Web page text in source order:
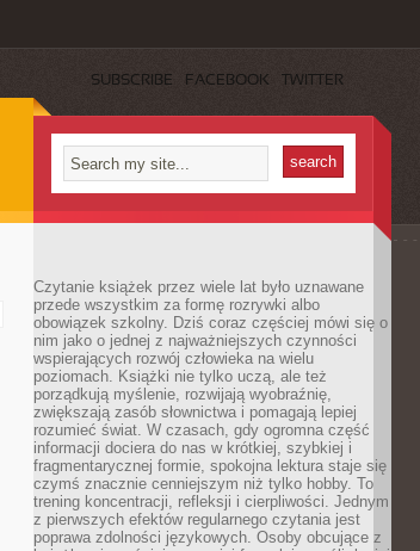
SUBSCRIBE FACEBOOK TWITTER
Czytanie książek przez wiele lat było uznawane
przede wszystkim za formę rozrywki albo
obowiązek szkolny. Dziś coraz częściej mówi się o
nim jako o jednej z najważniejszych czynności
wspierających rozwój człowieka na wielu
poziomach. Książki nie tylko uczą, ale też
porządkują myślenie, rozwijają wyobraźnię,
zwiększają zasób słownictwa i pomagają lepiej
rozumieć świat. W czasach, gdy ogromna część
informacji dociera do nas w krótkiej, szybkiej i
fragmentarycznej formie, spokojna lektura staje się
czymś znacznie cenniejszym niż tylko hobby. To
trening koncentracji, refleksji i cierpliwości. Jednym
z pierwszych efektów regularnego czytania jest
poprawa zdolności językowych. Osoby obcujące z